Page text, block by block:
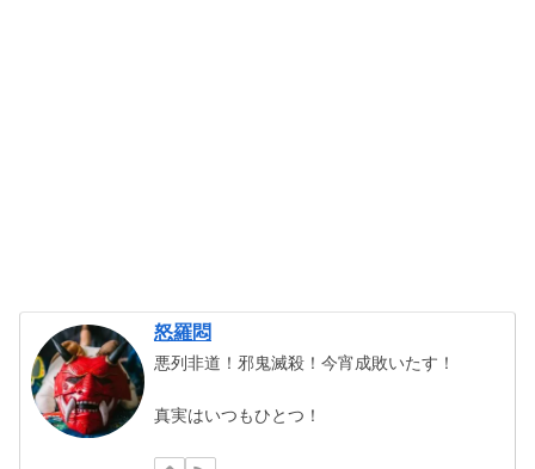
怒羅悶
悪列非道！邪鬼滅殺！今宵成敗いたす！
真実はいつもひとつ！